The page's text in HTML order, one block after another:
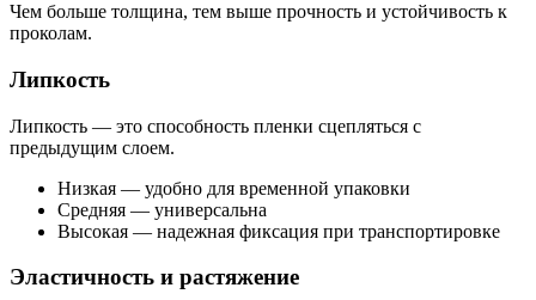
Чем больше толщина, тем выше прочность и устойчивость к
проколам.
Липкость
Липкость — это способность пленки сцепляться с
предыдущим слоем.
Низкая — удобно для временной упаковки
Средняя — универсальна
Высокая — надежная фиксация при транспортировке
Эластичность и растяжение